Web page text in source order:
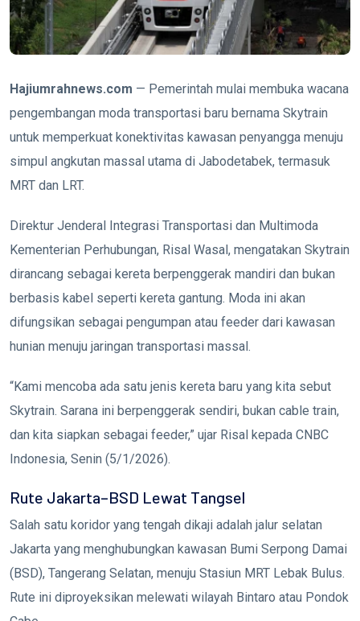
Hajiumrahnews.com — Pemerintah mulai membuka wacana
pengembangan moda transportasi baru bernama Skytrain
untuk memperkuat konektivitas kawasan penyangga menuju
simpul angkutan massal utama di Jabodetabek, termasuk
MRT dan LRT.
Direktur Jenderal Integrasi Transportasi dan Multimoda
Kementerian Perhubungan, Risal Wasal, mengatakan Skytrain
dirancang sebagai kereta berpenggerak mandiri dan bukan
berbasis kabel seperti kereta gantung. Moda ini akan
difungsikan sebagai pengumpan atau feeder dari kawasan
hunian menuju jaringan transportasi massal.
“Kami mencoba ada satu jenis kereta baru yang kita sebut
Skytrain. Sarana ini berpenggerak sendiri, bukan cable train,
dan kita siapkan sebagai feeder,” ujar Risal kepada CNBC
Indonesia, Senin (5/1/2026).
Rute Jakarta–BSD Lewat Tangsel
Salah satu koridor yang tengah dikaji adalah jalur selatan
Jakarta yang menghubungkan kawasan Bumi Serpong Damai
(BSD), Tangerang Selatan, menuju Stasiun MRT Lebak Bulus.
Rute ini diproyeksikan melewati wilayah Bintaro atau Pondok